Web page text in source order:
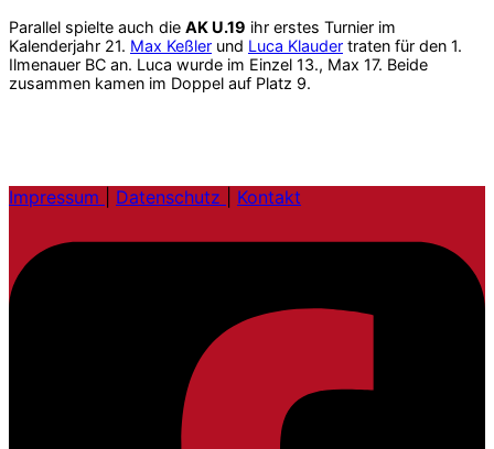
Parallel spielte auch die AK U.19 ihr erstes Turnier im
Kalenderjahr 21. Max Keßler und Luca Klauder traten für den 1.
Ilmenauer BC an. Luca wurde im Einzel 13., Max 17. Beide
zusammen kamen im Doppel auf Platz 9.
Impressum Datenschutz Kontakt